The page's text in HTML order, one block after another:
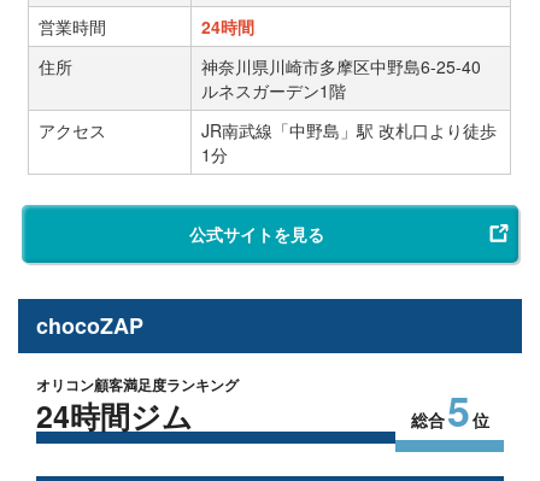
営業時間
24時間
住所
神奈川県川崎市多摩区中野島6-25-40
ルネスガーデン1階
アクセス
JR南武線「中野島」駅 改札口より徒歩
1分
公式サイトを見る
chocoZAP
オリコン顧客満足度ランキング
24時間ジム 総合5位